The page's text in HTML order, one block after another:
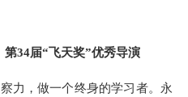
34届“飞天奖”优秀导演
，做一个终身的学习者。永